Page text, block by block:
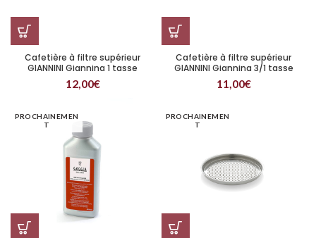
Cafetière à filtre supérieur
GIANNINI Giannina 1 tasse
12,00€
Cafetière à filtre supérieur
GIANNINI Giannina 3/1 tasse
11,00€
PROCHAINEMEN
T
PROCHAINEMEN
T